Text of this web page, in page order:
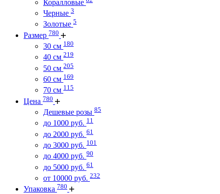
Коралловые
Черные 3
Золотые 5
Размер 780
30 см 180
40 см 219
50 см 205
60 см 169
70 см 115
Цена 780
Дешевые розы 85
до 1000 руб. 11
до 2000 руб. 61
до 3000 руб. 101
до 4000 руб. 90
до 5000 руб. 61
от 10000 руб. 232
Упаковка 780